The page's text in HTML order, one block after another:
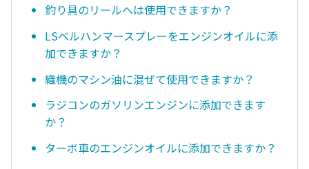
釣り具のリールへは使用できますか？
LSベルハンマースプレーをエンジンオイルに添
加できますか？
織機のマシン油に混ぜて使用できますか？
ラジコンのガソリンエンジンに添加できます
か？
ターボ車のエンジンオイルに添加できますか？